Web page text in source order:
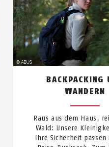
BACKPACKING
WANDERN
Raus aus dem Haus,
Wald: Unsere
Ihre Sicherheit passen